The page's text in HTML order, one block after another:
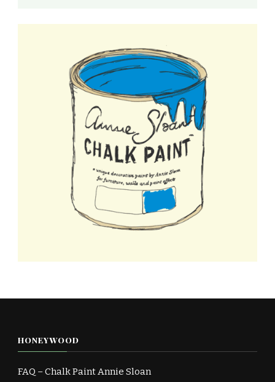
HONEYWOOD
FAQ – Chalk Paint Annie Sloan